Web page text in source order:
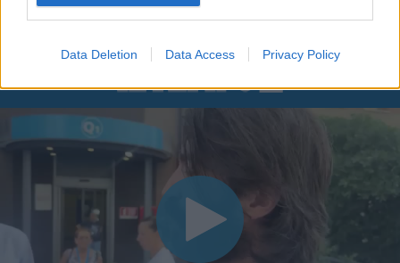
Data Deletion Data Access Privacy Policy
In evidenza